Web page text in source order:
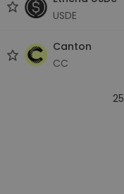
USDE
Canton
CC
25